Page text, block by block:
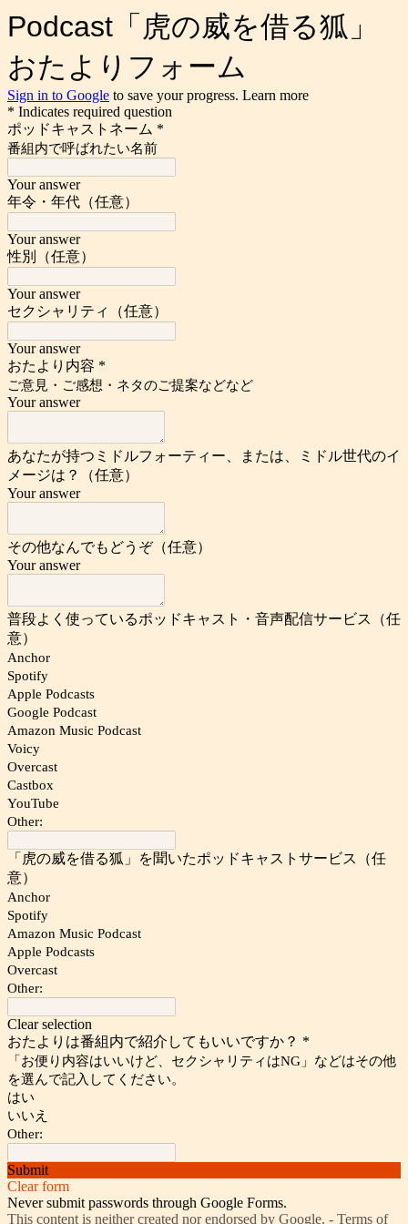
Podcast「虎の威を借る狐」
おたよりフォーム
Sign in to Google to save your progress. Learn more
* Indicates required question
ポッドキャストネーム *
番組内で呼ばれたい名前
Your answer
年令・年代（任意）
Your answer
性別（任意）
Your answer
セクシャリティ（任意）
Your answer
おたより内容 *
ご意見・ご感想・ネタのご提案などなど
Your answer
あなたが持つミドルフォーティー、または、ミドル世代のイ
メージは？（任意）
Your answer
その他なんでもどうぞ（任意）
Your answer
普段よく使っているポッドキャスト・音声配信サービス（任
意）
Anchor
Spotify
Apple Podcasts
Google Podcast
Amazon Music Podcast
Voicy
Overcast
Castbox
YouTube
Other:
「虎の威を借る狐」を聞いたポッドキャストサービス（任
意）
Anchor
Spotify
Amazon Music Podcast
Apple Podcasts
Overcast
Other:
Clear selection
おたよりは番組内で紹介してもいいですか？ *
「お便り内容はいいけど、セクシャリティはNG」などはその他
を選んで記入してください。
はい
いいえ
Other:
Submit
Clear form
Never submit passwords through Google Forms.
This content is neither created nor endorsed by Google. - Terms of